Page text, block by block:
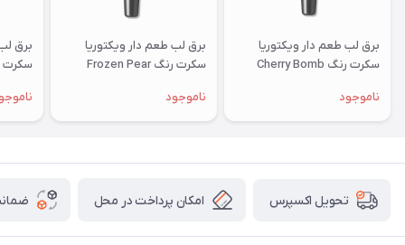
برق لب طعم دار ویکتوریا
سکرت رنگ Cherry Bomb
ناموجود
برق لب طعم دار ویکتوریا
سکرت رنگ Frozen Pear
ناموجود
برق
سکرت Strawberry Fizz
تحویل اکسپرس امکان پرداخت در محل